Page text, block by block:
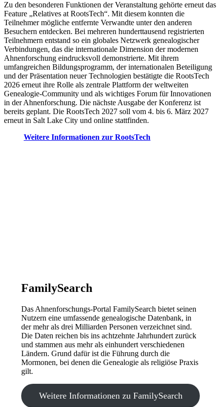
Zu den besonderen Funktionen der Veranstaltung gehörte erneut das
Feature „Relatives at RootsTech“. Mit diesem konnten die
Teilnehmer mögliche entfernte Verwandte unter den anderen
Besuchern entdecken. Bei mehreren hunderttausend registrierten
Teilnehmern entstand so ein globales Netzwerk genealogischer
Verbindungen, das die internationale Dimension der modernen
Ahnenforschung eindrucksvoll demonstrierte. Mit ihrem
umfangreichen Bildungsprogramm, der internationalen Beteiligung
und der Präsentation neuer Technologien bestätigte die RootsTech
2026 erneut ihre Rolle als zentrale Plattform der weltweiten
Genealogie-Community und als wichtiges Forum für Innovationen
in der Ahnenforschung. Die nächste Ausgabe der Konferenz ist
bereits geplant. Die RootsTech 2027 soll vom 4. bis 6. März 2027
erneut in Salt Lake City und online stattfinden.
Weitere Informationen zur RootsTech
FamilySearch
Das Ahnenforschungs-Portal FamilySearch bietet seinen
Nutzern eine umfassende genealogische Datenbank, in
der mehr als drei Milliarden Personen verzeichnet sind.
Die Daten reichen bis ins achtzehnte Jahrhundert zurück
und stammen aus mehr als einhundert verschiedenen
Ländern. Grund dafür ist die Führung durch die
Mormonen, bei denen die Genealogie als religiöse Praxis
gilt.
Weitere Informationen zu FamilySearch